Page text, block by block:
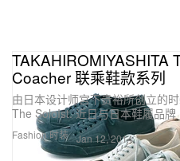
Fashion 时装
TAKAHIROMIYASHITA
Coacher 联乘鞋款系列
由日本设计师宫下贵裕所创立的
The SoloIst. 近日与日本鞋履品
Jan 12, 2014